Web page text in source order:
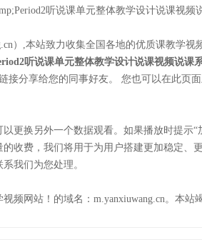
听说课单元整体教学设计说课视
）,本站致力收集全国各地的优质课教学
听说课单元整体教学设计说课视频说课
接分享给您的同事好友。 您也可以在此页
更换另外一个数据观看。如果播放时提示
收费，我们将用于为用户搭建更加稳定、
我们为您处理。
频网站！的域名：m.yanxiuwang.cn。本